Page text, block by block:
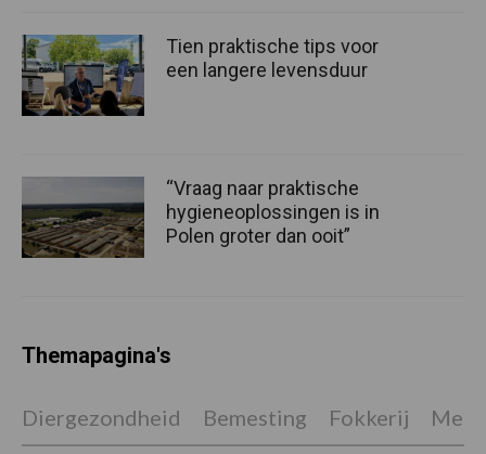
Tien praktische tips voor
een langere levensduur
“Vraag naar praktische
hygieneoplossingen is in
Polen groter dan ooit”
Themapagina's
Diergezondheid Bemesting Fokkerij